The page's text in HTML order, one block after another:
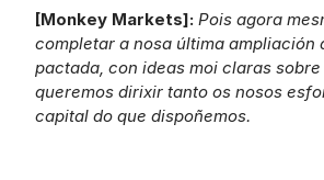
[Monkey Markets]: Pois agora
completar a nosa última ampliación
pactada, con ideas moi claras sobre
queremos dirixir tanto os nosos
capital do que dispoñemos.